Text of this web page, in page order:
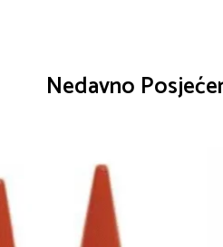
Nedavno